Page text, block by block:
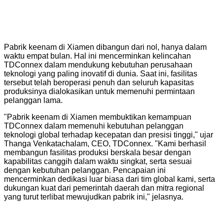
Pabrik keenam di Xiamen dibangun dari nol, hanya dalam
waktu empat bulan. Hal ini mencerminkan kelincahan
TDConnex dalam mendukung kebutuhan perusahaan
teknologi yang paling inovatif di dunia. Saat ini, fasilitas
tersebut telah beroperasi penuh dan seluruh kapasitas
produksinya dialokasikan untuk memenuhi permintaan
pelanggan lama.
"Pabrik keenam di Xiamen membuktikan kemampuan
TDConnex dalam memenuhi kebutuhan pelanggan
teknologi global terhadap kecepatan dan presisi tinggi," ujar
Thanga Venkatachalam, CEO, TDConnex. "Kami berhasil
membangun fasilitas produksi berskala besar dengan
kapabilitas canggih dalam waktu singkat, serta sesuai
dengan kebutuhan pelanggan. Pencapaian ini
mencerminkan dedikasi luar biasa dari tim global kami, serta
dukungan kuat dari pemerintah daerah dan mitra regional
yang turut terlibat mewujudkan pabrik ini," jelasnya.